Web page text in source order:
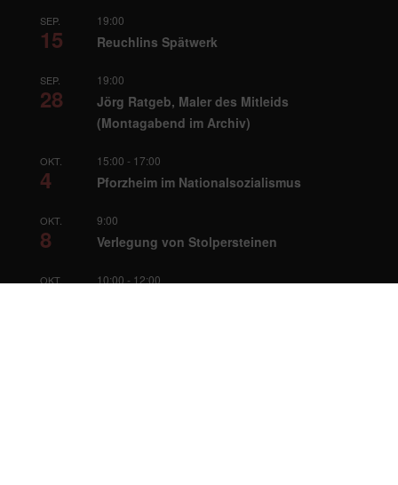
SEP.
15
19:00
Reuchlins Spätwerk
SEP.
28
19:00
Jörg Ratgeb, Maler des Mitleids
(Montagabend im Archiv)
OKT.
4
15:00 - 17:00
Pforzheim im Nationalsozialismus
OKT.
8
9:00
Verlegung von Stolpersteinen
OKT. 10:00 - 12:00